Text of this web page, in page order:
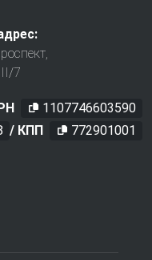
7
1107746603590
/ КПП 772901001